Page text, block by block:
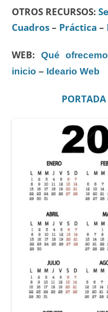
OTROS RECURSOS:
Cuadros – Práctica –
WEB: Qué
inicio – Ideario Web